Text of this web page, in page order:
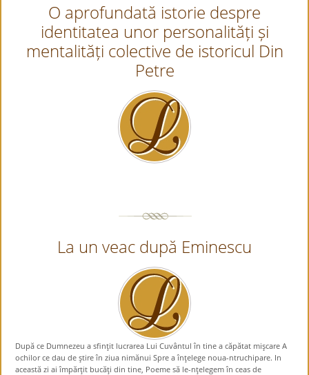
O aprofundată istorie despre
identitatea unor personalități și
mentalități colective de istoricul Din
Petre
La un veac după Eminescu
După ce Dumnezeu a sfinţit lucrarea Lui Cuvântul în tine a căpătat mişcare A
ochilor ce dau de ştire în ziua nimănui Spre a înţelege noua-ntruchipare. In
această zi ai împărţit bucăţi din tine, Poeme să le-nţelegem în ceas de